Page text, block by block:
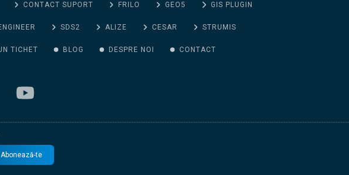
CONTACT SUPORT FRILO GEO5 GIS PLUGIN
SDS2 ALIZE CESAR STRUMIS
TICHET BLOG DESPRE NOI CONTACT
Abonează-te